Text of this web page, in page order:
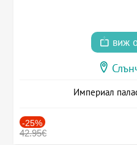
виж
Империал
-25%
42.95€